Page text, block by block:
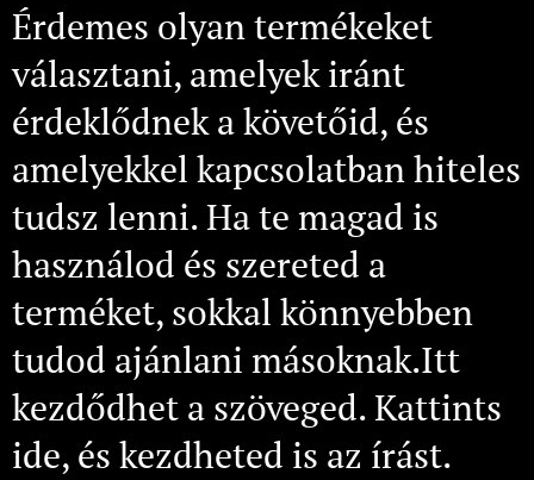
Érdemes olyan termékeket
választani, amelyek iránt
érdeklődnek a követőid, és
amelyekkel kapcsolatban hiteles
tudsz lenni. Ha te magad is
használod és szereted a
terméket, sokkal könnyebben
tudod ajánlani másoknak.Itt
kezdődhet a szöveged. Kattints
ide, és kezdheted is az írást.